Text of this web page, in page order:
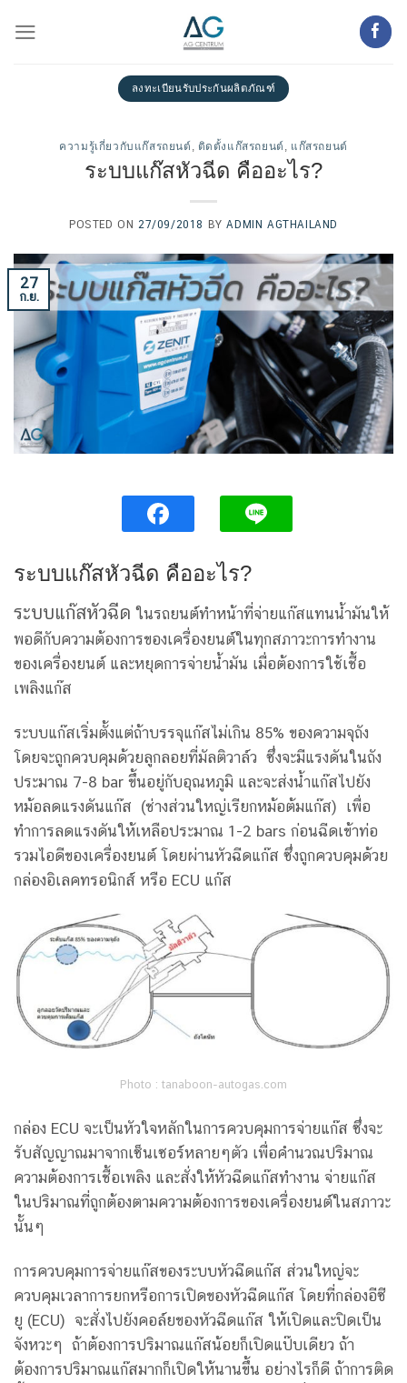
ลงทะเบียนรับประกันผลิตภัณฑ์
ความรู้เกี่ยวกับแก๊สรถยนต์ , ติดตั้งแก๊สรถยนต์ , แก๊สรถยนต์
ระบบแก๊สหัวฉีด คืออะไร?
POSTED ON27/09/2018 BYADMIN AGTHAILAND
27
ก.ย.
ระบบแก๊สหัวฉีด คืออะไร?
ระบบแก๊สหัวฉีด ในรถยนต์ทำหน้าที่จ่ายแก๊สแทนน้ำมันให้
พอดีกับความต้องการของเครื่องยนต์ในทุกสภาวะการทำงาน
ของเครื่องยนต์ และหยุดการจ่ายน้ำมัน เมื่อต้องการใช้เชื้อ
เพลิงแก๊ส
ระบบแก๊สเริ่มตั้งแต่ถ้าบรรจุแก๊สไม่เกิน 85% ของความจุถัง
โดยจะถูกควบคุมด้วยลูกลอยที่มัลติวาล์ว ซึ่งจะมีแรงดันในถัง
ประมาณ 7-8 bar ขึ้นอยู่กับอุณหภูมิ และจะส่งน้ำแก๊สไปยัง
หม้อลดแรงดันแก๊ส (ช่างส่วนใหญ่เรียกหม้อต้มแก๊ส) เพื่อ
ทำการลดแรงดันให้เหลือประมาณ 1-2 bars ก่อนฉีดเข้าท่อ
รวมไอดีของเครื่องยนต์ โดยผ่านหัวฉีดแก๊ส ซึ่งถูกควบคุมด้วย
กล่องอิเลคทรอนิกส์ หรือ ECU แก๊ส
Photo : tanaboon-autogas.com
กล่อง ECU จะเป็นหัวใจหลักในการควบคุมการจ่ายแก๊ส ซึ่งจะ
รับสัญญาณมาจากเซ็นเซอร์หลายๆตัว เพื่อคำนวณปริมาณ
ความต้องการเชื้อเพลิง และสั่งให้หัวฉีดแก๊สทำงาน จ่ายแก๊ส
ในปริมาณที่ถูกต้องตามความต้องการของเครื่องยนต์ในสภาวะ
นั้นๆ
การควบคุมการจ่ายแก๊สของระบบหัวฉีดแก๊ส ส่วนใหญ่จะ
ควบคุมเวลาการยกหรือการเปิดของหัวฉีดแก๊ส โดยที่กล่องอีซี
ยู (ECU) จะสั่งไปยังคอล์ยของหัวฉีดแก๊ส ให้เปิดและปิดเป็น
จังหวะๆ ถ้าต้องการปริมาณแก๊สน้อยก็เปิดแป๊บเดียว ถ้า
ต้องการปริมาณแก๊สมากก็เปิดให้นานขึ้น อย่างไรก็ดี ถ้าการติด